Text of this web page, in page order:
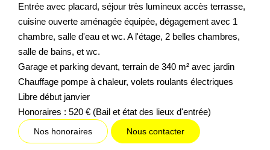
Entrée avec placard, séjour très lumineux accès terrasse,
cuisine ouverte aménagée équipée, dégagement avec 1
chambre, salle d'eau et wc. A l'étage, 2 belles chambres,
salle de bains, et wc.
Garage et parking devant, terrain de 340 m² avec jardin
Chauffage pompe à chaleur, volets roulants électriques
Libre début janvier
Honoraires : 520 € (Bail et état des lieux d'entrée)
Nos honoraires Nous contacter